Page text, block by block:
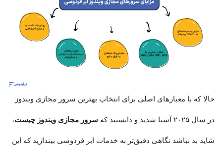
حالا که با معیارهای اصلی برای انتخاب بهترین سرور مجازی ویندوز
در سال ۲۰۲۵ آشنا شدید و دانستید که سرور مجازی ویندوز چیست،
شاید بد نباشد نگاهی دقیق‌تر به خدمات ابر فردوسی بیندازید که این